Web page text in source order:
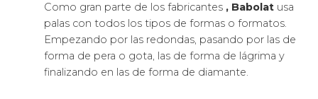
Como gran parte de los fabricantes , Babolat usa
palas con todos los tipos de formas o formatos.
Empezando por las redondas, pasando por las de
forma de pera o gota, las de forma de lágrima y
finalizando en las de forma de diamante.